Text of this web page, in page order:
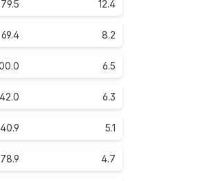
79.5 12.4
69.4 8.2
6.5
42.0 6.3
40.9 5.1
78.9 4.7